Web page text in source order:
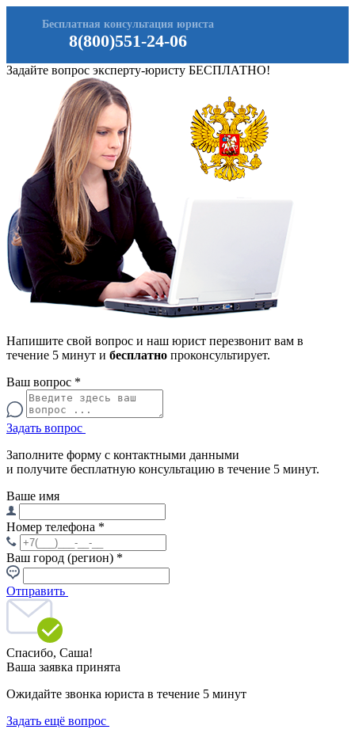
8(800)551-24-06
Бесплатная консультация юриста
Задайте вопрос эксперту-юристу БЕСПЛАТНО!
Напишите свой вопрос и наш юрист перезвонит вам в
течение 5 минут и бесплатно проконсультирует.
Ваш вопрос *
Задать вопрос
Заполните форму с контактными данными
и получите бесплатную консультацию в течение 5 минут.
Ваше имя
Номер телефона *
Ваш город (регион) *
Отправить
Спасибо, Саша!
Ваша заявка принята
Ожидайте звонка юриста в течение 5 минут
Задать ещё вопрос